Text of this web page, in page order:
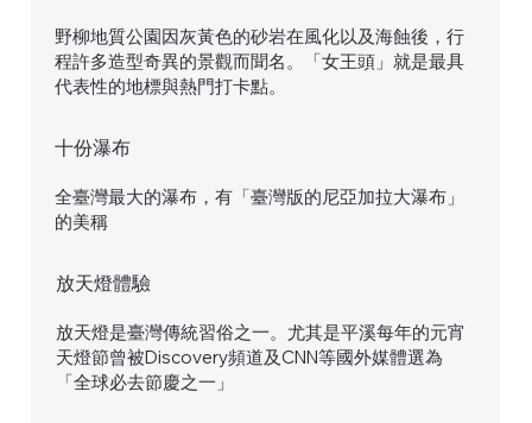
野柳地質公園因灰黃色的砂岩在風化以及海蝕後，行
程許多造型奇異的景觀而聞名。「女王頭」就是最具
代表性的地標與熱門打卡點。
全臺灣最大的瀑布，有「臺灣版的尼亞加拉大瀑布」
的美稱
​十份瀑布
放天燈是臺灣傳統習俗之一。尤其是平溪每年的元宵
天燈節曾被Discovery頻道及CNN等國外媒體選為
「全球必去節慶之一」
​放天燈體驗